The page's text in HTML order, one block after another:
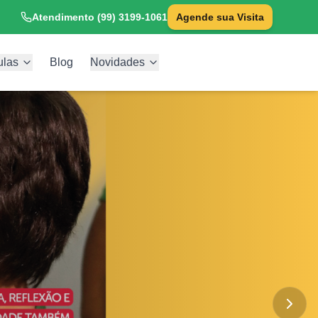
Atendimento (99) 3199-1061 Agende sua Visita
Blog Novidades